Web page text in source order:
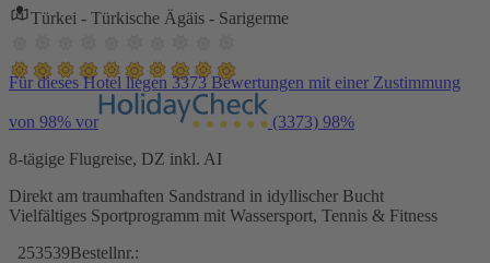
Türkei - Türkische Ägäis - Sarigerme
Für dieses Hotel liegen 3373 Bewertungen mit einer Zustimmung
von 98% vor (3373) 98%
8-tägige Flugreise, DZ inkl. AI
Direkt am traumhaften Sandstrand in idyllischer Bucht
Vielfältiges Sportprogramm mit Wassersport, Tennis & Fitness
253539Bestellnr.: